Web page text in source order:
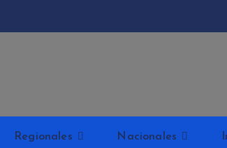
Regionales Nacionales